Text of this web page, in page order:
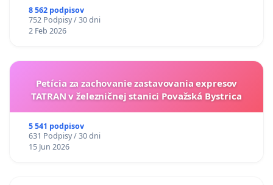
8 562 podpisov
752 Podpisy / 30 dni
2 Feb 2026
Petícia za zachovanie zastavovania expresov
TATRAN v železničnej stanici Považská Bystrica
5 541 podpisov
631 Podpisy / 30 dni
15 Jun 2026